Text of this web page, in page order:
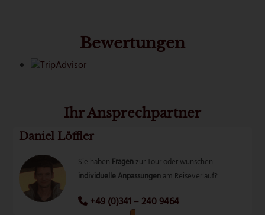
Bewertungen
Ihr Ansprechpartner
Daniel Löffler
Sie haben Fragenzur Tour oder wünschen
individuelle Anpassungenam Reiseverlauf?
+49 (0)341 – 240 9464